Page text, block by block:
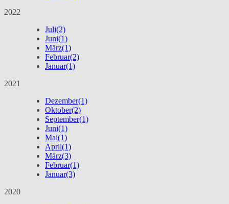
2022
Juli(2)
Juni(1)
März(1)
Februar(2)
Januar(1)
2021
Dezember(1)
Oktober(2)
September(1)
Juni(1)
Mai(1)
April(1)
März(3)
Februar(1)
Januar(3)
2020